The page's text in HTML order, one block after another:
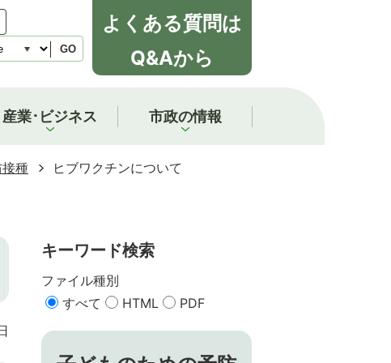
GO
よくある質問は
Q&Aから
産業･ビジネス 市政の情報
種
ヒブワクチンについて
キーワード検索
ファイル種別
すべて
HTML PDF